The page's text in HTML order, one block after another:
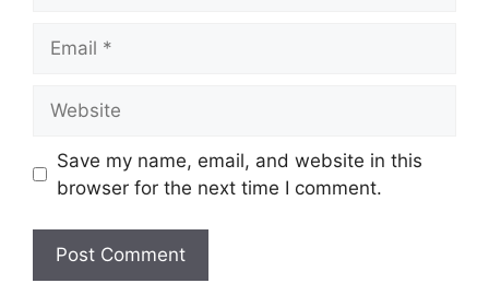
Save my name, email, and website in this
browser for the next time I comment.